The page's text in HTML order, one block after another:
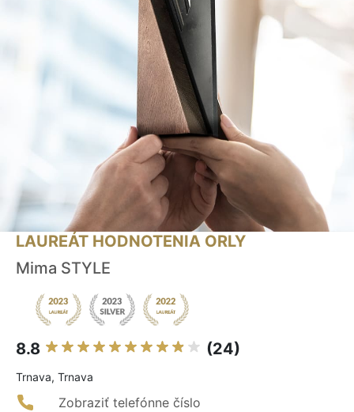
LAUREÁT HODNOTENIA ORLY
Mima STYLE
8.8 (24)
Trnava, Trnava
Zobraziť telefónne číslo